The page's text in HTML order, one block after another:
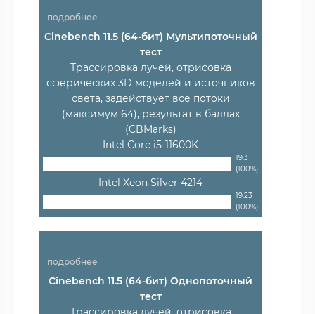
подробнее
Cinebench 11.5 (64-бит) Мультипоточный
тест
Трассировка лучей, отрисовка
сферических 3D моделей и источников
света, задействует все потоки
(максимум 64), результат в баллах
(CBMarks)
Intel Core i5-11600K
19.3
(100%)
Intel Xeon Silver 4214
19.23
(100%)
подробнее
Cinebench 11.5 (64-бит) Однопоточный
тест